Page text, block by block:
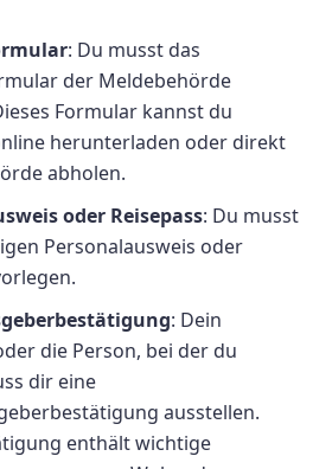
: Du musst das
der Meldebehörde
Formular kannst du
herunterladen oder direkt
abholen.
oder Reisepass: Du musst
Personalausweis oder
: Dein
die Person, bei der du
dir eine
ausstellen.
enthält wichtige